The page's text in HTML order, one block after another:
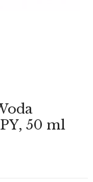
50 ml